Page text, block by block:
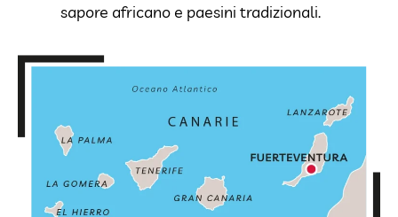
sapore africano e paesini tradizionali.